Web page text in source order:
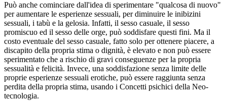
Può anche cominciare dall'idea di sperimentare "qualcosa di nuovo"
per aumentare le esperienze sessuali, per diminuire le inibizini
sessuali, i tabù e la gelosia. Infatti, il sesso casuale, il sesso
promiscuo ed il sesso delle orge, può soddisfare questi fini. Ma il
costo eventuale del sesso casuale, fatto solo per ottenere piacere, a
discapito della propria stima o dignità, è elevato e non può essere
sperimentato che a rischio di gravi conseguenze per la propria
sessualità e felicità. Invece, una soddisfazione senza limite delle
proprie esperienze sessuali erotiche, può essere raggiunta senza
perdita della propria stima, usando i Concetti psichici della Neo-
tecnologia.